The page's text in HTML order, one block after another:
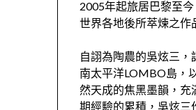
2005年起旅居巴黎至
世界各地後所萃煉之作
自詡為陶農的吳炫三
南太平洋LOMBO島，
然天成的焦黑墨韻，充
期經驗的累積，吳炫三